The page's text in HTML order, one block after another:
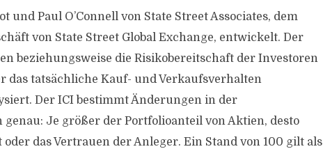
und Paul O’Connell von State Street Associates, dem
von State Street Global Exchange, entwickelt. Der
beziehungsweise die Risikobereitschaft der Investoren
das tatsächliche Kauf- und Verkaufsverhalten
Der ICI bestimmt Änderungen in der
Je größer der Portfolioanteil von Aktien, desto
das Vertrauen der Anleger. Ein Stand von 100 gilt als